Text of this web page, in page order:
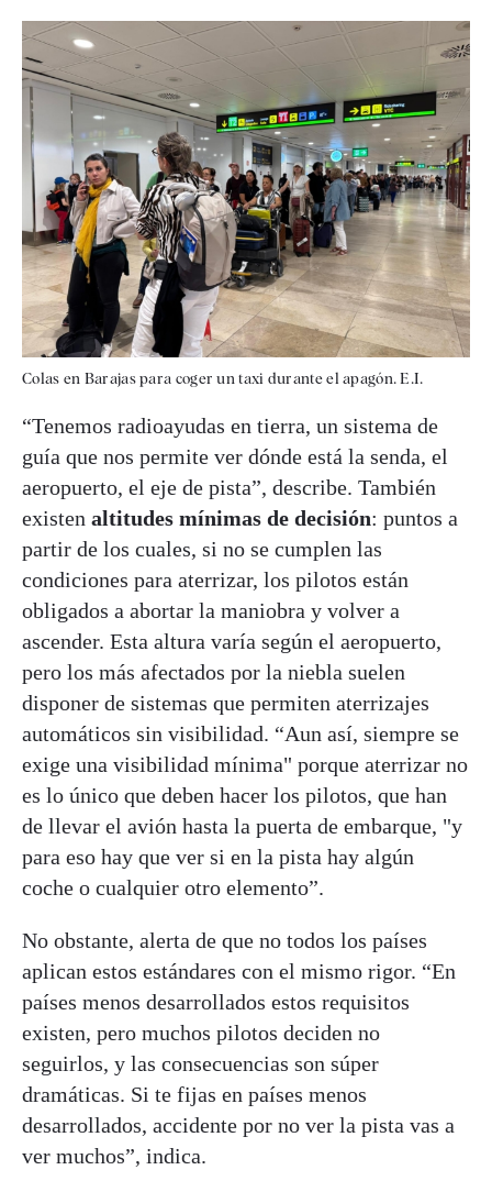
Colas en Barajas para coger un taxi durante el apagón. E.I.
“Tenemos radioayudas en tierra, un sistema de
guía que nos permite ver dónde está la senda, el
aeropuerto, el eje de pista”, describe. También
existen altitudes mínimas de decisión: puntos a
partir de los cuales, si no se cumplen las
condiciones para aterrizar, los pilotos están
obligados a abortar la maniobra y volver a
ascender. Esta altura varía según el aeropuerto,
pero los más afectados por la niebla suelen
disponer de sistemas que permiten aterrizajes
automáticos sin visibilidad. “Aun así, siempre se
exige una visibilidad mínima" porque aterrizar no
es lo único que deben hacer los pilotos, que han
de llevar el avión hasta la puerta de embarque, "y
para eso hay que ver si en la pista hay algún
coche o cualquier otro elemento”.
No obstante, alerta de que no todos los países
aplican estos estándares con el mismo rigor. “En
países menos desarrollados estos requisitos
existen, pero muchos pilotos deciden no
seguirlos, y las consecuencias son súper
dramáticas. Si te fijas en países menos
desarrollados, accidente por no ver la pista vas a
ver muchos”, indica.